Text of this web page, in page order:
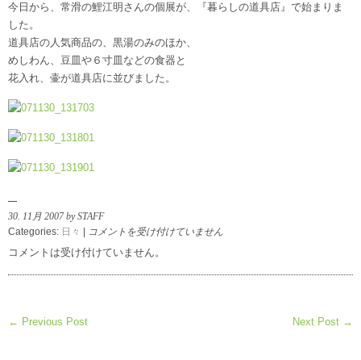
今日から、常滑の鯉江明さんの個展が、『暮らしの道具店』で始まりま
した。
道具店の人気商品の、黒湯のみのほか、
めしわん、豆皿や６寸皿などの食器と
花入れ、壷が道具店に並びました。
30. 11月 2007 by STAFF
Categories: 日々
鯉
江
さ
器
コメントを受け付けていません
コメントは受け付けていません。
← Previous Post Next Post →